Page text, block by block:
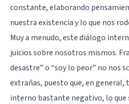
constante, elaborando
nuestra existencia y lo que nos
Muy a menudo, este diálogo
juicios sobre nosotros mismos.
desastre” o “soy lo peor” no nos
extrañas, puesto que, en general,
interno bastante negativo, lo que